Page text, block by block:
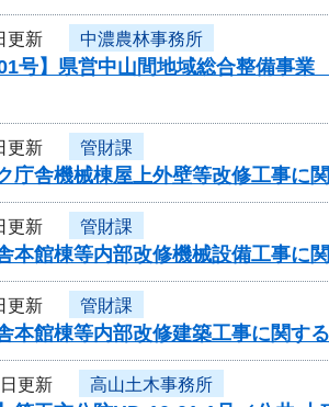
更新 中濃農林事務所
号】県営中山間地域総合整備
更新 管財課
庁舎機械棟屋上外壁等改修工事に
更新 管財課
本館棟等内部改修機械設備工事に
更新 管財課
本館棟等内部改修建築工事に関す
更新 高山土木事務所